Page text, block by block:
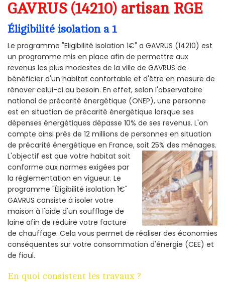
GAVRUS (14210) artisan RGE
Éligibilité isolation a 1
Le programme "Eligibilité isolation 1€" a GAVRUS (14210) est
un programme mis en place afin de permettre aux
revenus les plus modestes de la ville de GAVRUS de
bénéficier d'un habitat confortable et d'être en mesure de
rénover celui-ci au besoin. En effet, selon l'observatoire
national de précarité énergétique (ONEP), une personne
est en situation de précarité énergétique lorsque ses
dépenses énergétiques dépasse 10% de ses revenus. L'on
compte ainsi près de 12 millions de personnes en situation
de précarité énergétique en France, soit 25% des ménages.
L'objectif est que votre habitat soit
conforme aux normes exigées par
la réglementation en vigueur. Le
programme "Éligibilité isolation 1€"
GAVRUS consiste à isoler votre
maison à l'aide d'un soufflage de
laine afin de réduire votre facture
de chauffage. Cela vous permet de réaliser des économies
conséquentes sur votre consommation d'énergie (CEE) et
de fioul.
En quoi consistent les travaux ?